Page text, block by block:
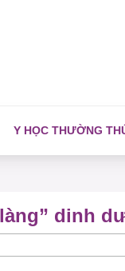
Y HỌC THƯỜNG
dinh